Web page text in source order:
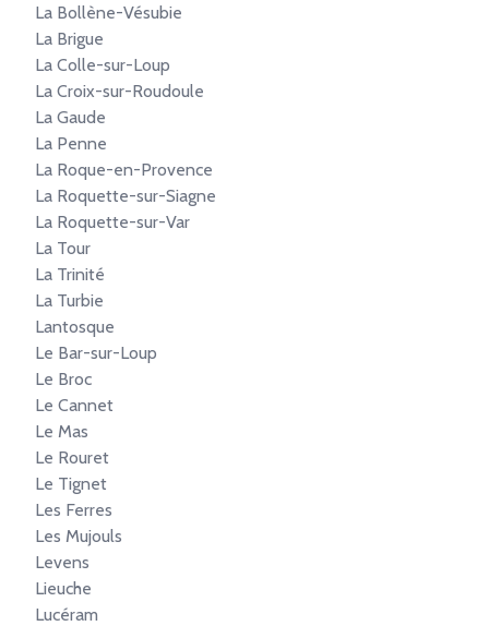
La Bollène-Vésubie
La Brigue
La Colle-sur-Loup
La Croix-sur-Roudoule
La Gaude
La Penne
La Roque-en-Provence
La Roquette-sur-Siagne
La Roquette-sur-Var
La Tour
La Trinité
La Turbie
Lantosque
Le Bar-sur-Loup
Le Broc
Le Cannet
Le Mas
Le Rouret
Le Tignet
Les Ferres
Les Mujouls
Levens
Lieuche
Lucéram